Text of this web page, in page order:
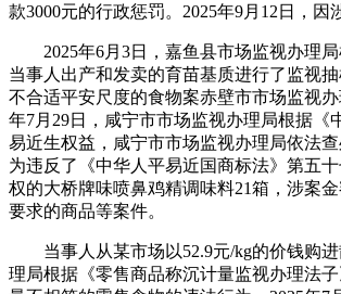
款3000元的行政惩罚。2025年9月12日，因
2025年6月3日，嘉鱼县市场监视办理局
当事人出产和发卖的育苗基质进行了监视
不合适平安尺度的食物案赤壁市市场监视
年7月29日，咸宁市市场监视办理局根据
易近生权益，咸宁市市场监视办理局依法
为违反了《中华人平易近国商标法》第五
权的大桥牌味喷鼻鸡精调味料21箱，涉案
要求的商品等案件。
当事人从某市场以52.9元/kg的价钱购进
理局根据《零售商品称沉计量监视办理法